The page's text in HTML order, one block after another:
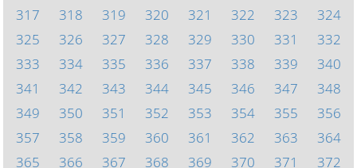
317
318 319 320 321 322 323
324
325
326 327 328 329 330 331
332
333
334 335 336 337 338 339
340
341
342 343 344 345 346 347
348
349
350 351 352 353 354 355
356
357
358 359 360 361 362 363
364
365
366 367 368 369 370 371 372